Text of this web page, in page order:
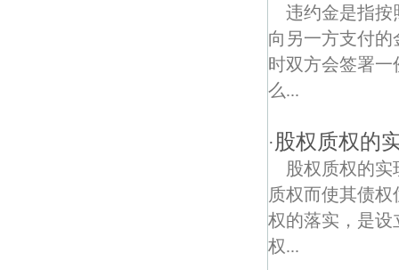
违约金是指按
向另一方支付
时双方会签署
么...
·股权质权的
股权质权的
质权而使其债
权的落实，是
权...